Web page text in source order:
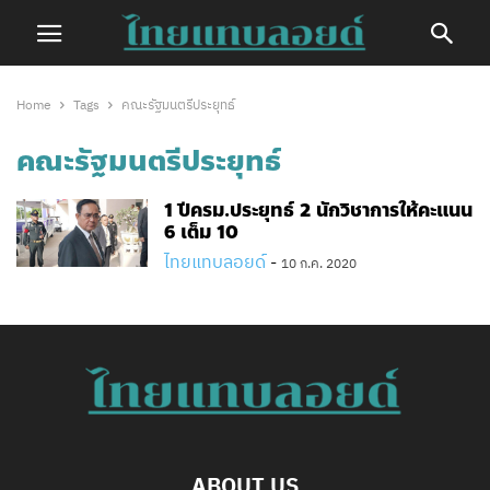
Home Tags คณะรัฐมนตรีประยุทธ์
คณะรัฐมนตรีประยุทธ์
1 ปีครม.ประยุทธ์ 2 นักวิชาการให้คะแนน
6 เต็ม 10
ไทยแทบลอยด์ - 10 ก.ค. 2020